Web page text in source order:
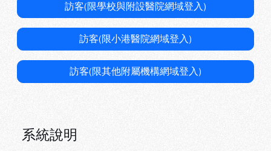
訪客(限學校與附設醫院網域登入)
訪客(限小港醫院網域登入)
訪客(限其他附屬機構網域登入)
系統說明